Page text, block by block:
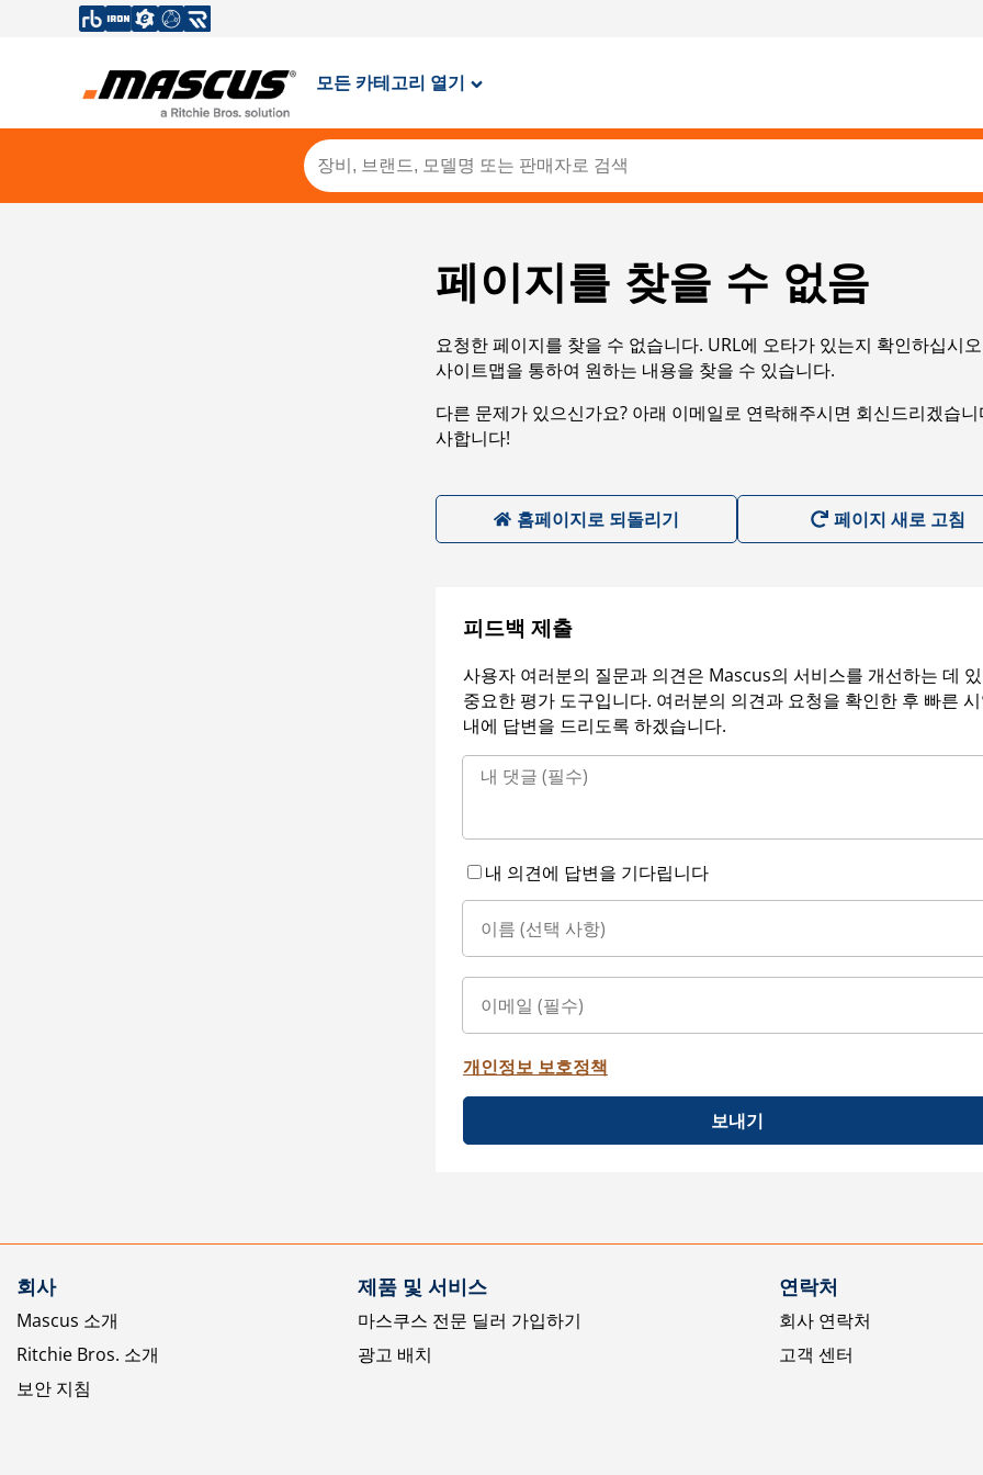
모든 카테고리 열기
페이지를 찾을 수 없음
요청한 페이지를 찾을 수 없습니다. URL에 오타가 있는지 확인하십시
사이트맵을 통하여 원하는 내용을 찾을 수 있습니다.
다른 문제가 있으신가요? 아래 이메일로 연락해주시면 회신드리겠습
사합니다!
홈페이지로 되돌리기 페이지 새로 고침
피드백 제출
사용자 여러분의 질문과 의견은 Mascus의 서비스를 개선하는 데
중요한 평가 도구입니다. 여러분의 의견과 요청을 확인한 후 빠른
내에 답변을 드리도록 하겠습니다.
내 의견에 답변을 기다립니다
개인정보 보호정책
보내기
회사
Mascus 소개
Ritchie Bros. 소개
보안 지침
제품 및 서비스
마스쿠스 전문 딜러 가입하기
광고 배치
연락처
회사 연락처
고객 센터